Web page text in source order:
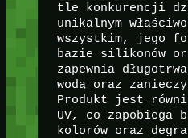
tle konkurencji
unikalnym
wszystkim, jego
bazie silikonów
zapewnia
wodą oraz
Produkt jest
UV, co zapobiega
kolorów oraz